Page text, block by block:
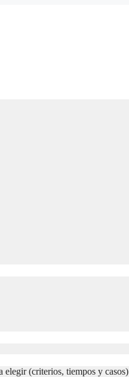
(criterios, tiempos y casos)